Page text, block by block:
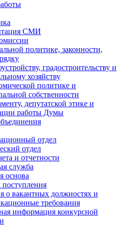
СМИ
политике, законности,
градостроительству и
хозяйству
политике и
собственности
депутатской этике и
работы Думы
отдел
отдел
и отчетности
служба
основа
о вакантных должностях и
требования
информация конкурсной